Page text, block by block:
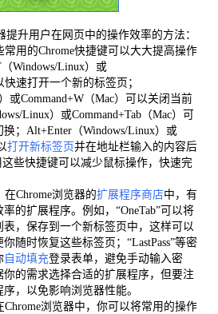
提升用户在网页中的操作效率的方法：
用的Chrome快捷键可以大大提高操作
Windows/Linux）或
快速打开一个新的标签页；
或Command+W（Mac）可以关闭当前
Linux）或Command+Tab（Mac）可
；Alt+Enter（Windows/Linux）或
打开新标签页并在地址栏输入的内容后
这些快捷键可以减少鼠标操作，快速完
Chrome浏览器的扩展程序商店中，有
的扩展程序。例如，“OneTab”可以将
，保存到一个新标签页中，这样可以
随时恢复这些标签页；“LastPass”等密
自动填充登录表单，避免手动输入密
的需求选择合适的扩展程序，但要注
，以免影响浏览器性能。
浏览器中，你可以将常用的操作